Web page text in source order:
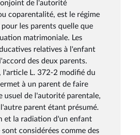
de l'autorité
coparentalité, est le régime
les parents quelle que
matrimoniale. Les
relatives à l'enfant
des deux parents.
l'article L. 372-2 modifié du
à un parent de faire
usuel de l'autorité parentale,
parent étant présumé.
et la radiation d'un enfant
considérées comme des